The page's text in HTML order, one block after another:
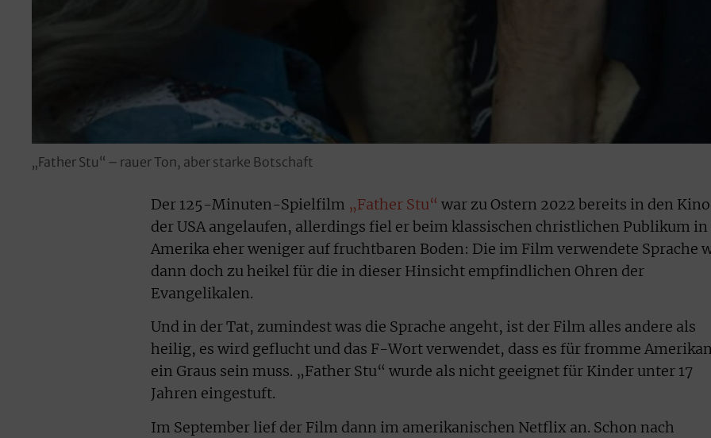
„Father Stu“ – rauer Ton, aber starke Botschaft
Der 125-Minuten-Spielfilm „Father Stu“ war zu Ostern 2022 bereits in den
der USA angelaufen, allerdings fiel er beim klassischen christlichen Publikum in
Amerika eher weniger auf fruchtbaren Boden: Die im Film verwendete Sprache
dann doch zu heikel für die in dieser Hinsicht empfindlichen Ohren der
Evangelikalen.
Und in der Tat, zumindest was die Sprache angeht, ist der Film alles andere als
heilig, es wird geflucht und das F-Wort verwendet, dass es für fromme
ein Graus sein muss. „Father Stu“ wurde als nicht geeignet für Kinder unter 17
Jahren eingestuft.
Im September lief der Film dann im amerikanischen Netflix an. Schon nach